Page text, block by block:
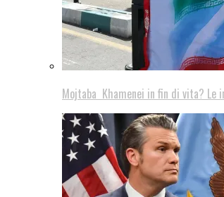
Mojtaba Khamenei in fin di vita? Le